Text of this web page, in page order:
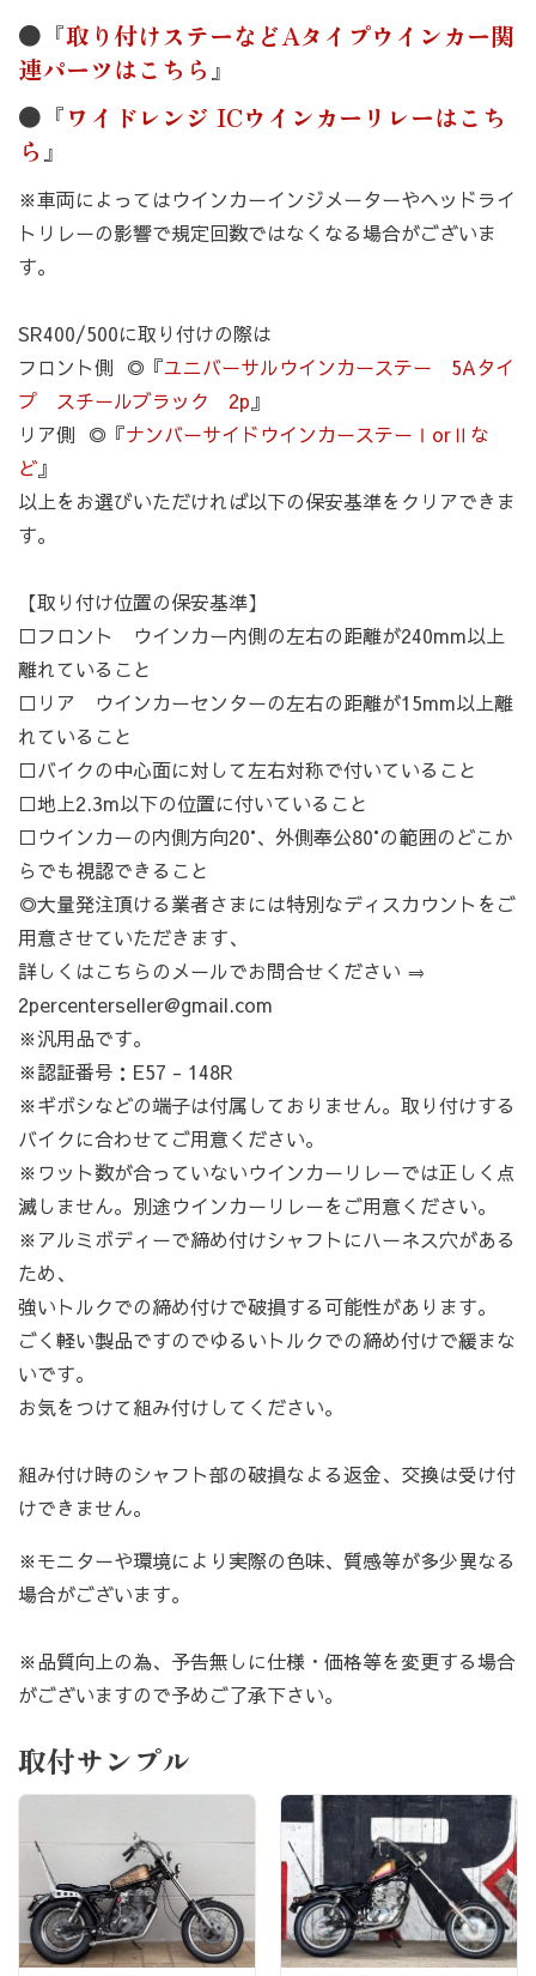
●『取り付けステーなどAタイプウインカー関
連パーツはこちら』
●『ワイドレンジ ICウインカーリレーはこち
ら』
※車両によってはウインカーインジメーターやヘッドライ
トリレーの影響で規定回数ではなくなる場合がございま
す。
SR400/500に取り付けの際は
フロント側 ◎『ユニバーサルウインカーステー 5Aタイ
プ スチールブラック 2p 』
リア側 ◎『ナンバーサイドウインカーステーⅠorⅡな
ど 』
以上をお選びいただければ以下の保安基準をクリアできま
す。
【取り付け位置の保安基準】
□フロント ウインカー内側の左右の距離が240mm以上
離れていること
□リア ウインカーセンターの左右の距離が15mm以上離
れていること
□バイクの中心面に対して左右対称で付いていること
□地上2.3m以下の位置に付いていること
□ウインカーの内側方向20°、外側奉公80°の範囲のどこか
らでも視認できること
◎大量発注頂ける業者さまには特別なディスカウントをご
用意させていただきます、
詳しくはこちらのメールでお問合せください ⇒
2percenterseller@gmail.com
※汎用品です。
※認証番号：E57 - 148R
※ギボシなどの端子は付属しておりません。取り付けする
バイクに合わせてご用意ください。
※ワット数が合っていないウインカーリレーでは正しく点
滅しません。別途ウインカーリレーをご用意ください。
※アルミボディーで締め付けシャフトにハーネス穴がある
ため、
強いトルクでの締め付けで破損する可能性があります。
ごく軽い製品ですのでゆるいトルクでの締め付けで緩まな
いです。
お気をつけて組み付けしてください。
組み付け時のシャフト部の破損なよる返金、交換は受け付
けできません。
※モニターや環境により実際の色味、質感等が多少異なる
場合がございます。
※品質向上の為、予告無しに仕様・価格等を変更する場合
がございますので予めご了承下さい。
取付サンプル